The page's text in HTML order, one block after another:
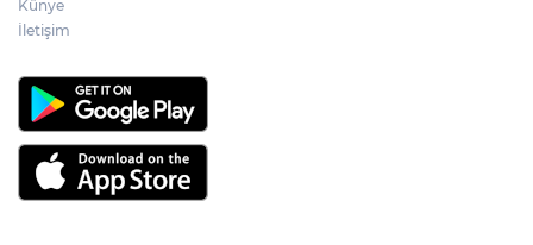
Künye
İletişim